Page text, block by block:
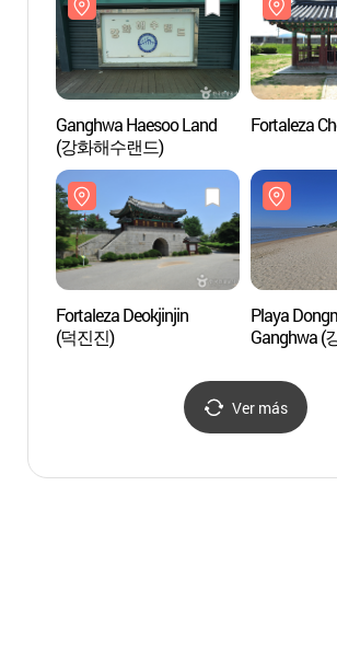
Ganghwa Haesoo Land
(강화해수랜드)
Fortaleza
Fortaleza Deokjinjin
(덕진진)
Playa
Ganghwa (
Ver más